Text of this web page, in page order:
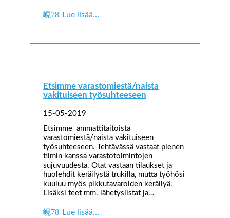
Lue lisää…
Etsimme varastomiestä/naista
vakituiseen työsuhteeseen
15-05-2019
Etsimme ammattitaitoista
varastomiestä/naista vakituiseen
työsuhteeseen. Tehtävässä vastaat pienen
tiimin kanssa varastotoimintojen
sujuvuudesta. Otat vastaan tilaukset ja
huolehdit keräilystä trukilla, mutta työhösi
kuuluu myös pikkutavaroiden keräilyä.
Lisäksi teet mm. lähetyslistat ja…
Lue lisää…